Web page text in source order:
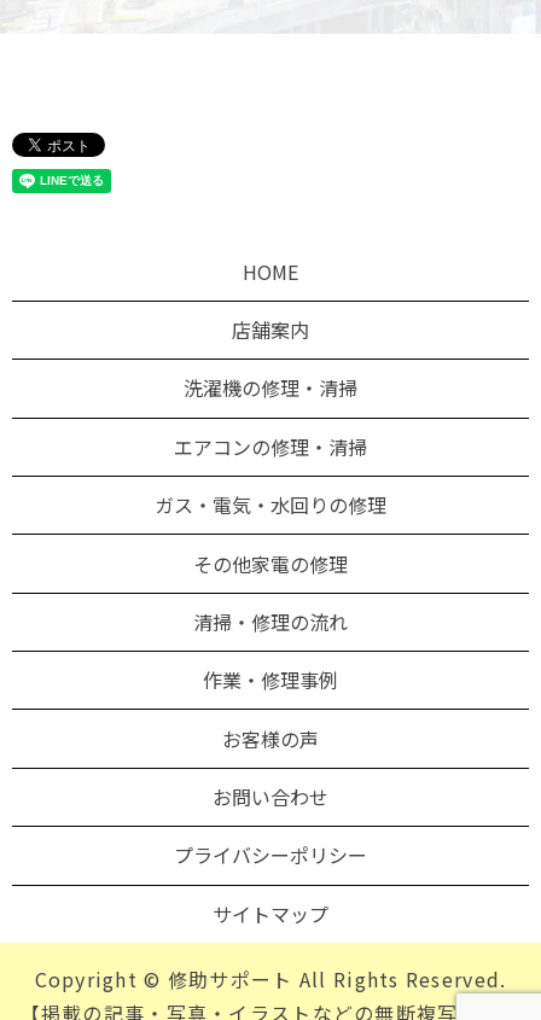
HOME
店舗案内
洗濯機の修理・清掃
エアコンの修理・清掃
ガス・電気・水回りの修理
その他家電の修理
清掃・修理の流れ
作業・修理事例
お客様の声
お問い合わせ
プライバシーポリシー
サイトマップ
Copyright © 修助サポート All Rights Reserved.
【掲載の記事・写真・イラストなどの無断複写・転載